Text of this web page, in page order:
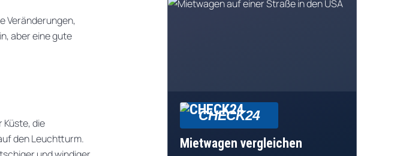
Veränderungen,
aber eine gute
Küste, die
den Leuchtturm.
CHECK24
Mietwagen vergleichen